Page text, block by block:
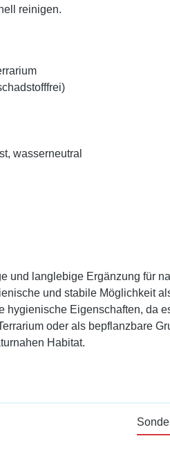
reinigen.
wasserneutral
und langlebige Ergänzung für
und stabile Möglichkeit
Eigenschaften, da
oder als bepflanzbare
Habitat.